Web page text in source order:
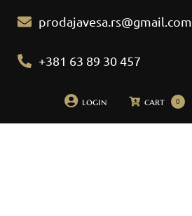
prodajavesa.rs@gmail.com
+381 63 89 30 457
login 0
cart